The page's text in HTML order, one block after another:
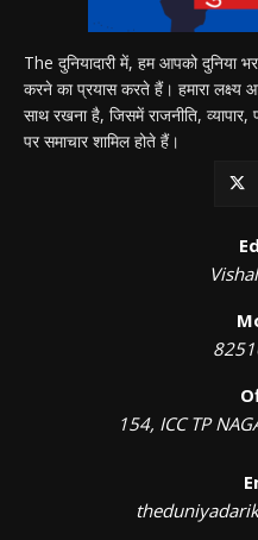
The दुनियादारी में, हम आपको दुनिया
करने का प्रयास करते हैं। हमारा लक्ष्य
साथ रखना है, जिसमें राजनीति,
पर समाचार शामिल होते हैं।
154, ICC TP